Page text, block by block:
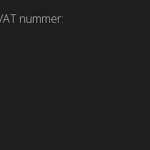
nummer: